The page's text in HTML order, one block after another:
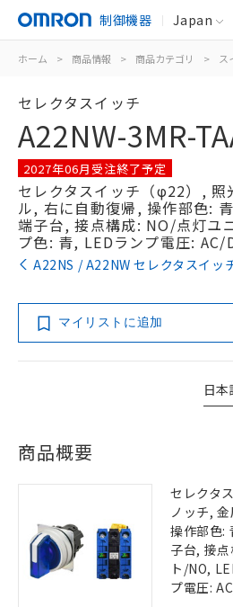
制御機器 Japan
ホーム > 商品情報 > 商品カテゴリ > ス
セレクタスイッチ
A22NW-3MR-
2027年06月受注終了予定
セレクタスイッチ（φ22）,
ル, 右に自動復帰, 操作部色:
端子台, 接点構成: NO/点灯ユ
プ色: 青, LEDランプ電圧: AC/
A22NS / A22NW セレクタスイッ
マイリストに追加
日本
商品概要
セレクタ
ノッチ,
操作部色:
子台, 接
ト/NO,
プ電圧: